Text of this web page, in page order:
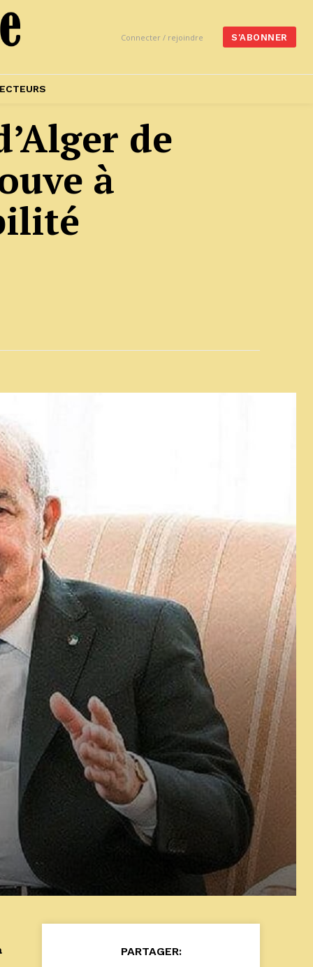
Connecter / rejoindre S'ABONNER
de
à
PARTAGER: